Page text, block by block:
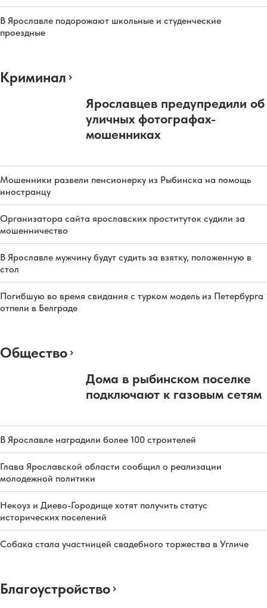
В Ярославле подорожают школьные и студенческие
проездные
Криминал
Ярославцев предупредили об
уличных фотографах-
мошенниках
Мошенники развели пенсионерку из Рыбинска на помощь
иностранцу
Организатора сайта ярославских проституток судили за
мошенничество
В Ярославле мужчину будут судить за взятку, положенную в
стол
Погибшую во время свидания с турком модель из Петербурга
отпели в Белграде
Общество
Дома в рыбинском поселке
подключают к газовым сетям
В Ярославле наградили более 100 строителей
Глава Ярославской области сообщил о реализации
молодежной политики
Некоуз и Диево-Городище хотят получить статус
исторических поселений
Собака стала участницей свадебного торжества в Угличе
Благоустройство